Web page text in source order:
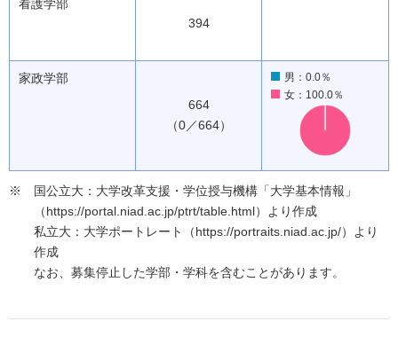
看護学部
394
家政学部
664
（0／664）
男：0.0％
女：100.0％
国公立大：大学改革支援・学位授与機構「大学基本情報」
（https://portal.niad.ac.jp/ptrt/table.html）より作成
私立大：大学ポートレート（https://portraits.niad.ac.jp/）より
作成
なお、募集停止した学部・学科を含むことがあります。